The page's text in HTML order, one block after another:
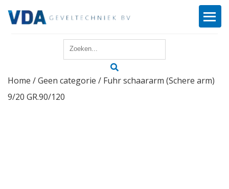
Reparatie
Home /Geen categorie / Fuhr schaararm (Schere arm)
9/20 GR.90/120